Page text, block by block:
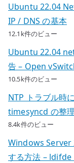
Ubuntu 22.04
IP / DNS の基本
12.1k件のビュー
Ubuntu 22.04
告 – Open
10.5k件のビュー
NTP トラブル時
timesyncd の整理
8.4k件のビュー
Windows Server
する方法 – ldifde